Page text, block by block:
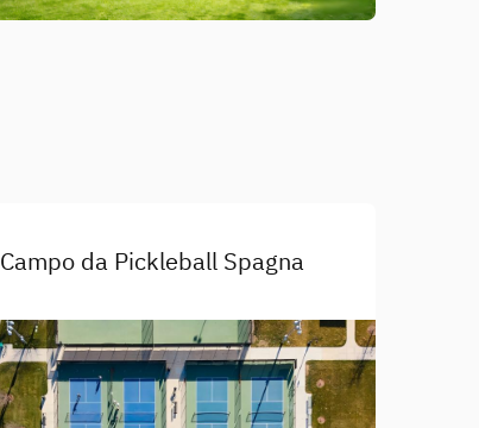
Campo da Pickleball Spagna